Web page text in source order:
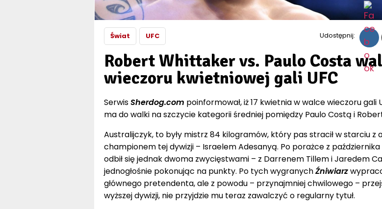
Świat UFC Udostępnij:
Robert Whittaker vs. Paulo Costa
wieczoru kwietniowej gali UFC
SerwisSherdog.com poinformował, iż 17 kwietnia w walce wieczoru gali
ma do walki na szczycie kategorii średniej pomiędzy Paulo Costą i
Australijczyk, to były mistrz 84 kilogramów, który pas stracił w starciu z
championem tej dywizji – Israelem Adesanyą. Po porażce z
odbił się jednak dwoma zwycięstwami – z Darrenem Tillem i Jaredem
jednogłośnie pokonując na punkty. Po tych wygranychŹniwiarz
głównego pretendenta, ale z powodu – przynajmniej chwilowego –
wyższej dywizji, nie przyjdzie mu teraz zawalczyć o regularny tytuł.